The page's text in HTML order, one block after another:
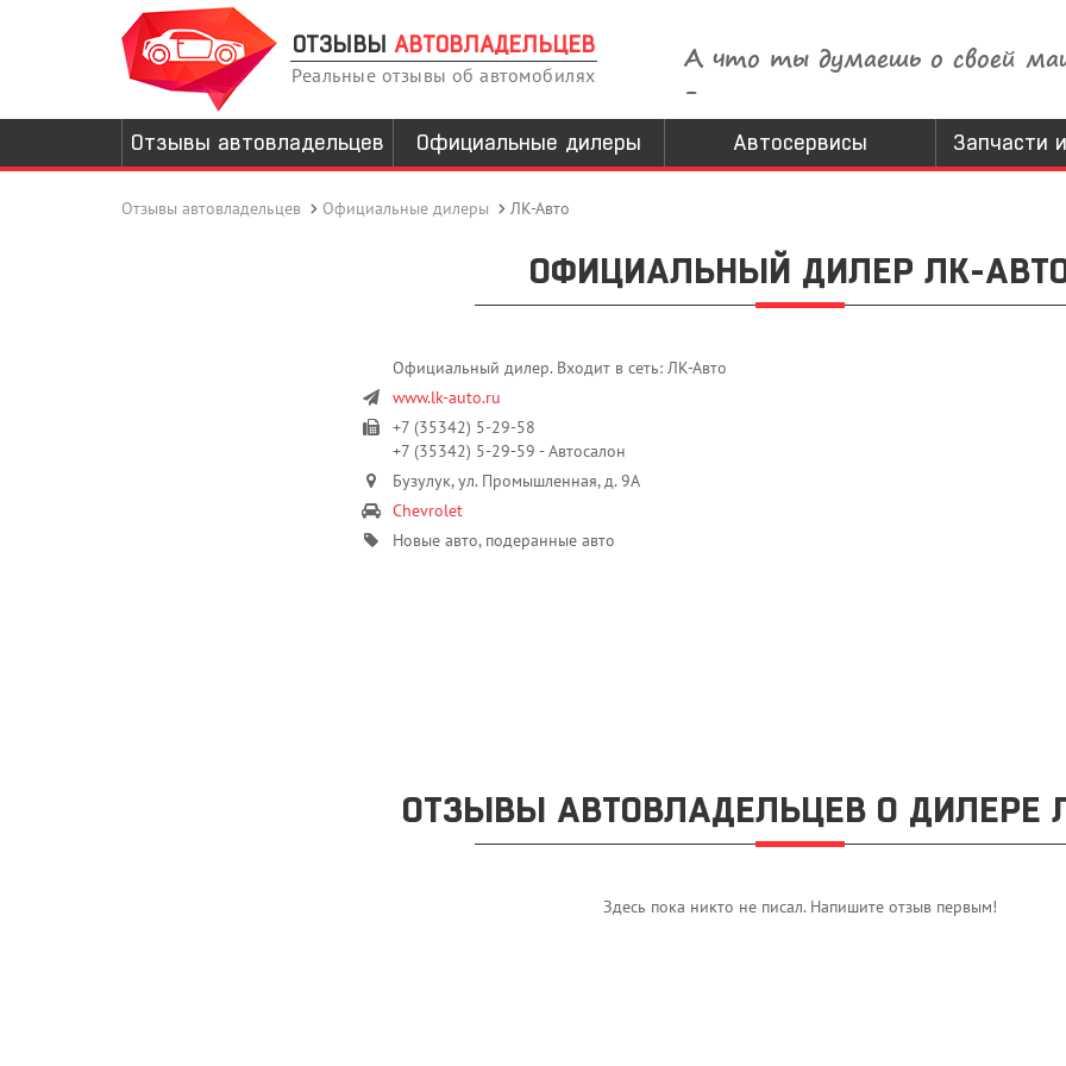
ОТЗЫВЫ АВТОВЛАДЕЛЬЦЕВ
Реальные отзывы об автомобилях
А что ты думаешь о своей
-
Отзывы автовладельцев Официальные дилеры Автосервисы Запчасти
Отзывы автовладельцев Официальные дилеры ЛК-Авто
ОФИЦИАЛЬНЫЙ ДИЛЕР ЛК-
Официальный дилер. Входит в сеть: ЛК-Авто
www.lk-auto.ru
+7 (35342) 5-29-58
+7 (35342) 5-29-59 - Автосалон
Бузулук, ул. Промышленная, д. 9А
Chevrolet
Новые авто, подеранные авто
ОТЗЫВЫ АВТОВЛАДЕЛЬЦЕВ О ДИЛЕРЕ
Здесь пока никто не писал. Напишите отзыв первым!